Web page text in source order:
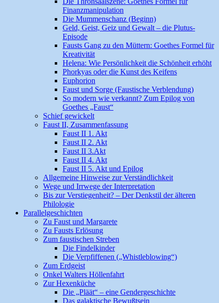
Finanzmanipulation
Die Mummenschanz (Beginn)
Geld, Geist, Geiz und Gewalt – die Plutus-
Episode
Fausts Gang zu den Müttern: Goethes Formel für
Kreativität
Helena: Wie Persönlichkeit die Schönheit erhöht
Phorkyas oder die Kunst des Keifens
Euphorion
Faust und Sorge (Faustische Verblendung)
So modern wie verkannt? Zum Epilog von
Goethes „Faust“
Schief gewickelt
Faust II, Zusammenfassung
Faust II 1. Akt
Faust II 2. Akt
Faust II 3.Akt
Faust II 4. Akt
Faust II 5. Akt und Epilog
Allgemeine Hinweise zur Verständlichkeit
Wege und Irrwege der Interpretation
Bis zur Verstiegenheit? – Der Denkstil der älteren
Philologie
Parallelgeschichten
Zu Faust und Margarete
Zu Fausts Erlösung
Zum faustischen Streben
Die Findelkinder
Die Verpfiffenen („Whistleblowing“)
Zum Erdgeist
Onkel Walters Höllenfahrt
Zur Hexenküche
Die „Pläät“ – eine Gendergeschichte
Das galaktische Bewußtsein